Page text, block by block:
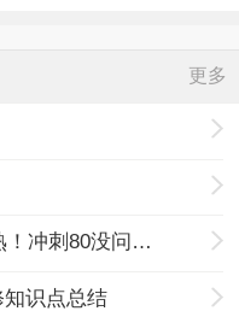
更多
最强政治结构图！五天全部背熟！冲刺80没问题！
识点总结